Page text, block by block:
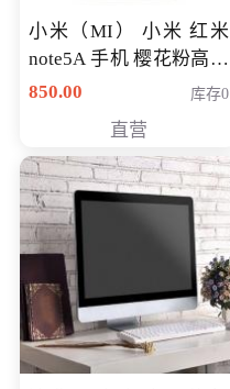
小米（MI） 小米 红米
note5A 手机 樱花粉高配
版 全网通(3G+32G)
850.00 库存0
直营